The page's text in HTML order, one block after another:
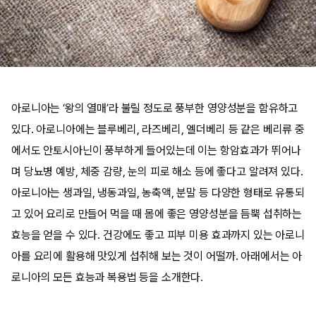
아로니아는 ‘왕의 열매’라 불릴 정도로 풍부한 영양성분을 함유하고
있다. 아로니아에는 블루베리, 라즈베리, 엘더베리 등 같은 베리류 중
에서도 안토시아닌이 풍부하게 들어있는데 이는 항암효과가 뛰어나
며 당뇨병 예방, 체중 감량, 눈의 피로 해소 등에 좋다고 알려져 있다.
아로니아는 생과일, 냉동과일, 농축액, 분말 등 다양한 형태로 유통되
고 있어 요리로 만들어 먹을 때 몸에 좋은 영양성분을 듬뿍 섭취하는
효능을 얻을 수 있다. 건강에도 좋고 피부 미용 효과까지 있는 아로니
아를 요리에 활용해 맛있게 섭취해 보는 것이 어떨까. 아래에서는 아
로니아의 모든 효능과 복용법 등을 소개한다.